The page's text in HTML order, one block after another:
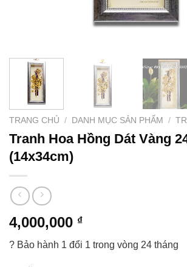
TRANG CHỦ / DANH MỤC SẢN PHẨM /
Tranh Hoa Hồng Dát Vàng
(14x34cm)
4,000,000 ₫
? Bảo hành 1 đổi 1 trong vòng 24 tháng